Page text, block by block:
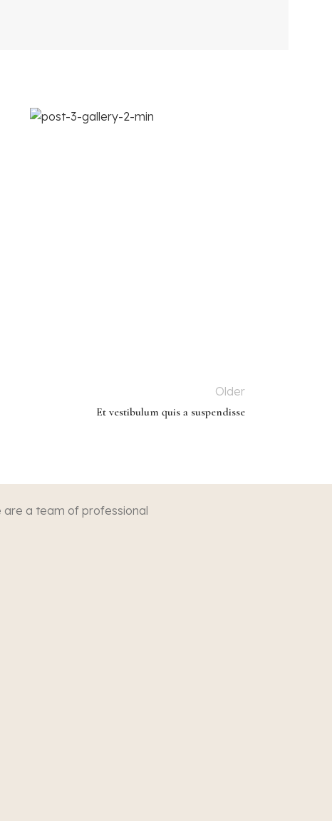
Older
Et vestibulum quis a suspendisse
are a team of professional